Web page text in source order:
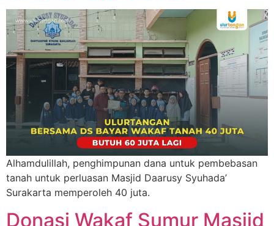
Alhamdulillah, penghimpunan dana untuk pembebasan
tanah untuk perluasan Masjid Daarusy Syuhada’
Surakarta memperoleh 40 juta.
Donasi Wakaf Sumur Masjid